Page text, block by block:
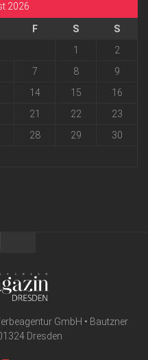
2026
F S
S
1
2
7 8
9
14 15
16
21 22
23
28 29
30
GmbH • Bautzner
Dresden